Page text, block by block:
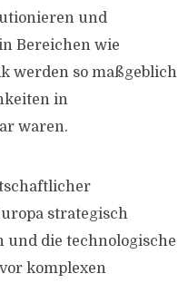
und
Bereichen wie
werden so maßgeblich
in
waren.
strategisch
die technologische
komplexen